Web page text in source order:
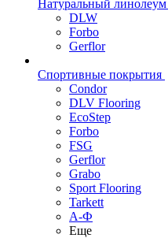
Натуральный линолеум
DLW
Forbo
Gerflor
Спортивные покрытия
Condor
DLV Flooring
EcoStep
Forbo
FSG
Gerflor
Grabo
Sport Flooring
Tarkett
А-Ф
Еще